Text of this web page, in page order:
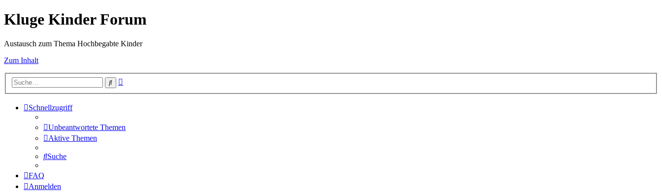
Kluge Kinder Forum
Austausch zum Thema Hochbegabte Kinder
Zum Inhalt
Suche
Schnellzugriff
Unbeantwortete Themen
Aktive Themen
Suche
FAQ
Anmelden